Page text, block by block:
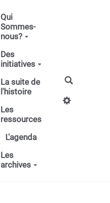
Qui
Sommes-
nous?
Des
initiatives
La suite de
l'histoire
Les
ressources
L'agenda
Les
archives